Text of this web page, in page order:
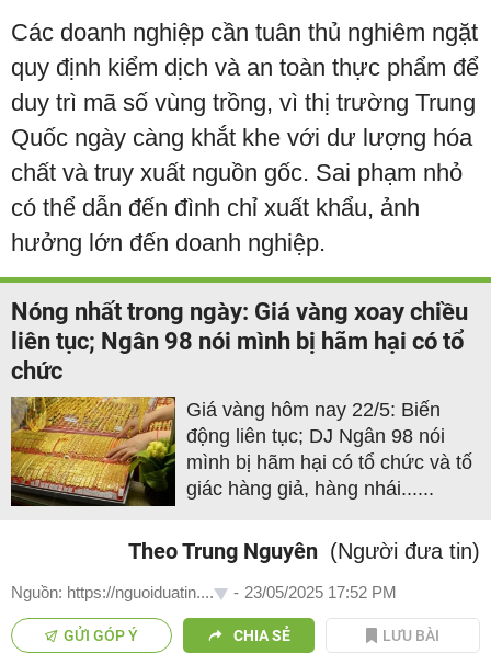
Các doanh nghiệp cần tuân thủ nghiêm ngặt
quy định kiểm dịch và an toàn thực phẩm để
duy trì mã số vùng trồng, vì thị trường Trung
Quốc ngày càng khắt khe với dư lượng hóa
chất và truy xuất nguồn gốc. Sai phạm nhỏ
có thể dẫn đến đình chỉ xuất khẩu, ảnh
hưởng lớn đến doanh nghiệp.
Nóng nhất trong ngày: Giá vàng xoay chiều
liên tục; Ngân 98 nói mình bị hãm hại có tổ
chức
Giá vàng hôm nay 22/5: Biến
động liên tục; DJ Ngân 98 nói
mình bị hãm hại có tổ chức và tố
giác hàng giả, hàng nhái......
Theo Trung Nguyên (Người đưa tin)
Nguồn: https://nguoiduatin.... - 23/05/2025 17:52 PM
GỬI GÓP Ý CHIA SẺ LƯU BÀI